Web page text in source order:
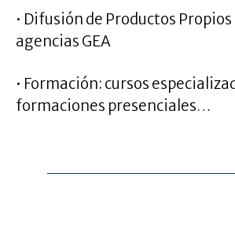
• Difusión de Productos Propios
agencias GEA
• Formación: cursos
formaciones presenciales…